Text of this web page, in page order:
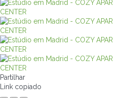
Partilhar
Link copiado